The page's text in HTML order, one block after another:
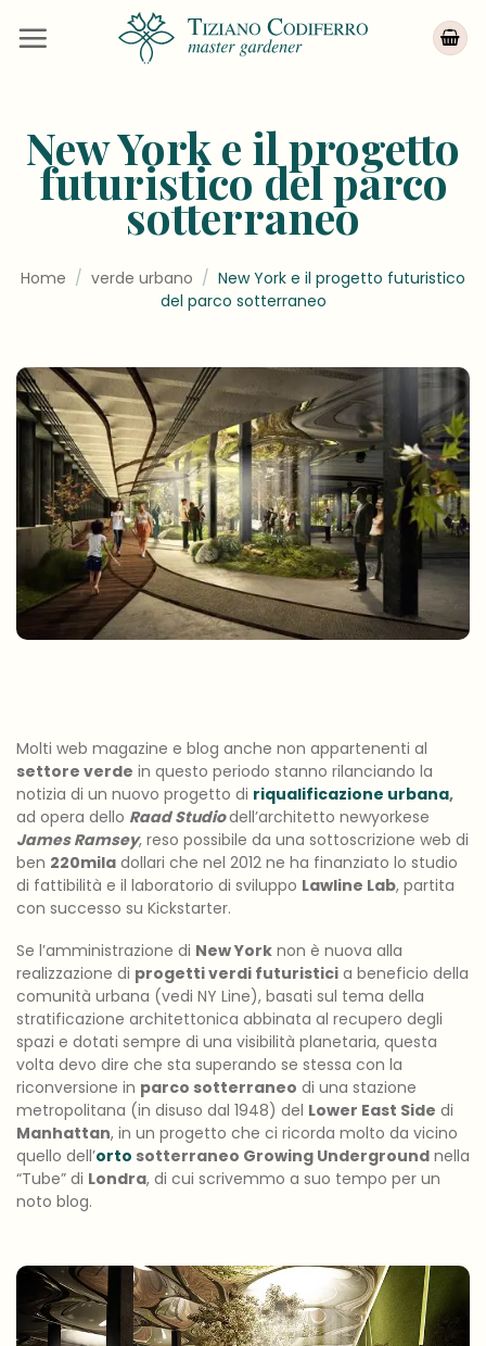
New York e il progetto
futuristico del parco
sotterraneo
Home / verde urbano / New York e il progetto futuristico
del parco sotterraneo
Molti web magazine e blog anche non appartenenti al
settore verde in questo periodo stanno rilanciando la
notizia di un nuovo progetto di riqualificazione urbana,
ad opera dello Raad Studiodell’architetto newyorkese
James Ramsey, reso possibile da una sottoscrizione web di
ben 220mila dollari che nel 2012 ne ha finanziato lo studio
di fattibilità e il laboratorio di sviluppo Lawline Lab, partita
con successo su Kickstarter.
Se l’amministrazione di New York non è nuova alla
realizzazione di progetti verdi futuristici a beneficio della
comunità urbana (vedi NY Line), basati sul tema della
stratificazione architettonica abbinata al recupero degli
spazi e dotati sempre di una visibilità planetaria, questa
volta devo dire che sta superando se stessa con la
riconversione in parco sotterraneo di una stazione
metropolitana (in disuso dal 1948) del Lower East Side di
Manhattan, in un progetto che ci ricorda molto da vicino
quello dell’orto sotterraneo Growing Underground nella
“Tube” di Londra, di cui scrivemmo a suo tempo per un
noto blog.